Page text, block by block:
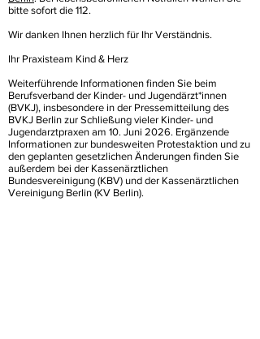
bitte sofort die 112.
Wir danken Ihnen herzlich für Ihr Verständnis.
Ihr Praxisteam Kind & Herz
Weiterführende Informationen finden Sie beim
Berufsverband der Kinder- und Jugendärzt*innen
(BVKJ), insbesondere in der Pressemitteilung des
BVKJ Berlin zur Schließung vieler Kinder- und
Jugendarztpraxen am 10. Juni 2026. Ergänzende
Informationen zur bundesweiten Protestaktion und zu
den geplanten gesetzlichen Änderungen finden Sie
außerdem bei der Kassenärztlichen
Bundesvereinigung (KBV) und der Kassenärztlichen
Vereinigung Berlin (KV Berlin).